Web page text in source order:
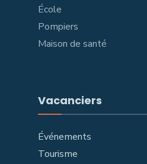
École
Pompiers
Maison de santé
Vacanciers
Événements
Tourisme